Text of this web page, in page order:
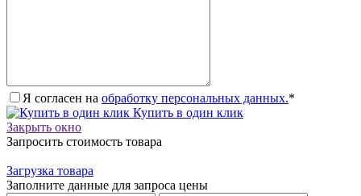
Я согласен на обработку персональных данных.*
Купить в один клик
Закрыть окно
Запросить стоимость товара
Загрузка товара
Заполните данные для запроса цены